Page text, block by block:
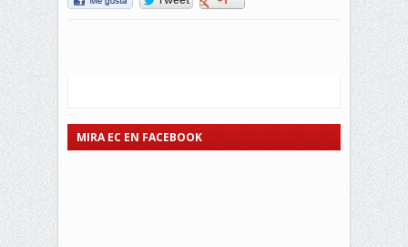
MIRA EC EN FACEBOOK